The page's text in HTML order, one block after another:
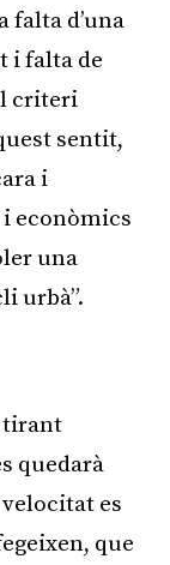
falta d’una
i falta de
criteri
sentit,
i
econòmics
una
urbà”.
tirant
quedarà
velocitat es
que